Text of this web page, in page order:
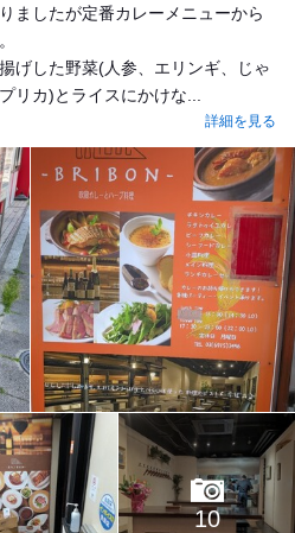
ましたが定番カレーメニューから
げした野菜(人参、エリンギ、じゃ
リカ)とライスにかけな...
詳細を見る
10